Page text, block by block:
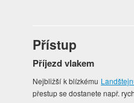
Přístup
Příjezd vlakem
Nejbližší k blízkému
přestup se dostanete např.